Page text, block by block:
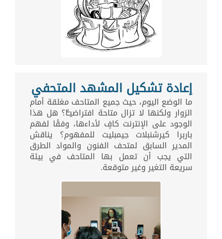
إعادة تشكيل المشهد المتحفي
ما الوضع اليوم، حيث جميع المتاحف مغلقة أمام
الزوار ولكنها لا تزال متاحة افتراضيـًّا؟ هل هذا
الوجود على الإنترنت كافٍ لأداءها، وفقًا لفهم
باربرا كيرشنبلات جيمبليت للمفهوم؟ يناقش
المدير السابق لمتحف الفنون والمواد الطرق
التي يجب أن تعمل بها المتاحف في بيئة
سريعة التغير وغير متوقعة.